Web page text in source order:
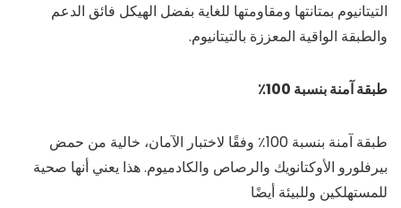
التيتانيوم بمتانتها ومقاومتها للغاية بفضل الهيكل فائق الدعم
والطبقة الواقية المعززة بالتيتانيوم.
طبقة آمنة بنسبة 100٪
طبقة آمنة بنسبة 100٪ وفقًا لاختبار الآمان، خالية من حمض
بيرفلورو الأوكتانويك والرصاص والكادميوم. هذا يعني أنها صحية
للمستهلكين وللبيئة أيضًا